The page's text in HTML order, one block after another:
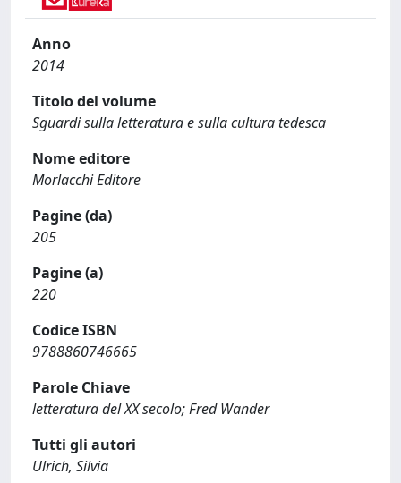
Anno
2014
Titolo del volume
Sguardi sulla letteratura e sulla cultura tedesca
Nome editore
Morlacchi Editore
Pagine (da)
205
Pagine (a)
220
Codice ISBN
9788860746665
Parole Chiave
letteratura del XX secolo; Fred Wander
Tutti gli autori
Ulrich, Silvia